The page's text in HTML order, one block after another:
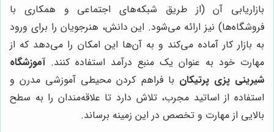
بازاریابی آن (از طریق شبکه‌های اجتماعی و همکاری با
فروشگاه‌ها) نیز ارائه می‌شود. این دانش، هنرجویان را برای ورود
به بازار کار آماده می‌کند و به آن‌ها این امکان را می‌دهد که از
مهارت خود به عنوان یک منبع درآمد استفاده کنند.آموزشگاه
شیرینی پزی پرتیکان با فراهم کردن محیطی آموزشی مدرن و
استفاده از اساتید مجرب، تلاش دارد تا علاقه‌مندان را به سطح
بالایی از مهارت و تخصص در این زمینه برساند.